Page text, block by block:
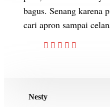
bagus. Senang karena
cari apron sampai
Nesty